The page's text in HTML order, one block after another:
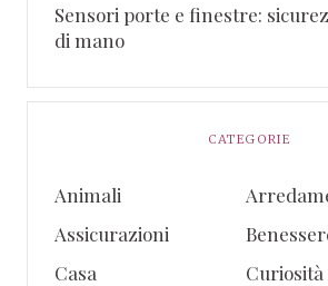
Sensori porte e finestre:
di mano
CATEGORIE
Animali
Assicurazioni
Casa
Curiosità